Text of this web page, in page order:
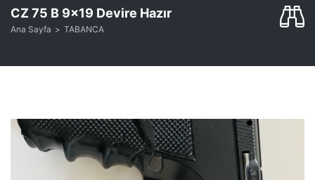
CZ 75 B 9×19 Devire Hazır
Ana Sayfa TABANCA